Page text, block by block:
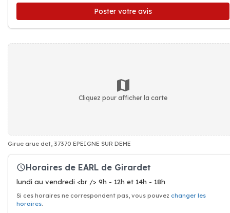
Poster votre avis
Cliquez pour afficher la carte
Girue arue det, 37370 EPEIGNE SUR DEME
Horaires de EARL de Girardet
lundi au vendredi <br /> 9h - 12h et 14h - 18h
Si ces horaires ne correspondent pas, vous pouvez changer les
horaires.